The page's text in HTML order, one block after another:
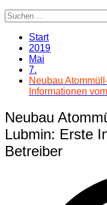
Start
2019
Mai
7.
Neubau
Informationen
Neubau
Lubmin: Erste
Betreiber